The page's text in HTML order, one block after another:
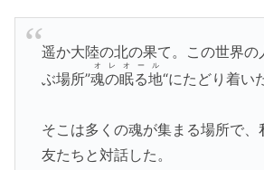
遥か大陸の北の果て。この世界の
ぶ場所”魂の眠る地
オレオール
“にたどり着い
そこは多くの魂が集まる場所で、
友たちと対話した。